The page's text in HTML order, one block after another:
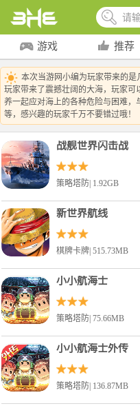
游戏 推荐
本次当游网小编为玩家带来的
玩家带来了震撼壮阔的大海，玩家
养一起应对海上的各种危险与困难
等，感兴趣的玩家千万不要错过哦！
战舰世界闪击战
策略塔防| 1.92GB
新世界航线
棋牌卡牌| 515.73MB
小小航海士
策略塔防| 75.66MB
小小航海士外传
策略塔防| 136.87MB